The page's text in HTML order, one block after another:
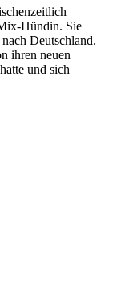
Hündin. Sie
Deutschland.
ihren neuen
und sich